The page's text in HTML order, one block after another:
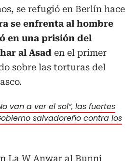
se refugió en Berlín hace
se enfrenta al hombre
en una prisión del
al Asad en el primer
sobre las torturas del
van a ver el sol”, las fuertes
salvadoreño contra los
La W Anwar al Bunni